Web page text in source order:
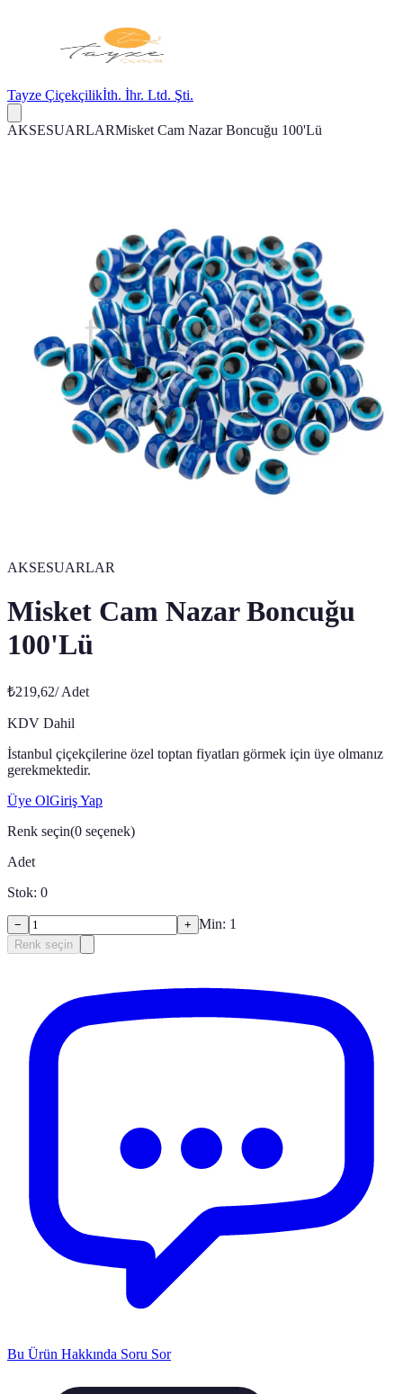
Tayze Çiçekçilikİth. İhr. Ltd. Şti.
AKSESUARLARMisket Cam Nazar Boncuğu 100'Lü
AKSESUARLAR
Misket Cam Nazar Boncuğu
100'Lü
₺219,62/Adet
KDV Dahil
İstanbul çiçekçilerine özel toptan fiyatları görmek için üye olmanız
gerekmektedir.
Üye OlGiriş Yap
Renk seçin(0 seçenek)
Adet
Stok: 0
− + Min: 1
Renk seçin
Bu Ürün Hakkında Soru Sor